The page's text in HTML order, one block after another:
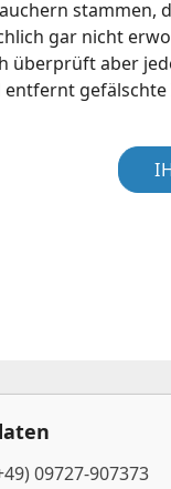
stammen,
gar nicht
überprüft aber
gefälschte
09727-907373